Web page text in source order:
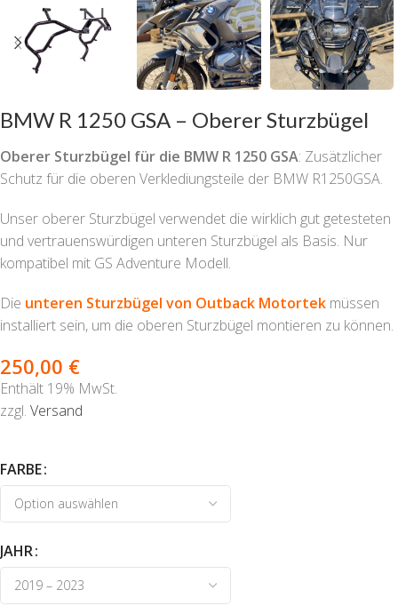
BMW R 1250 GSA – Oberer Sturzbügel
Oberer Sturzbügel für die BMW R 1250 GSA: Zusätzlicher
Schutz für die oberen Verklediungsteile der BMW R1250GSA.
Unser oberer Sturzbügel verwendet die wirklich gut getesteten
und vertrauenswürdigen unteren Sturzbügel als Basis. Nur
kompatibel mit GS Adventure Modell.
Die unteren Sturzbügel von Outback Motortek müssen
installiert sein, um die oberen Sturzbügel montieren zu können.
250,00 €
Enthält 19% MwSt.
zzgl. Versand
FARBE
JAHR